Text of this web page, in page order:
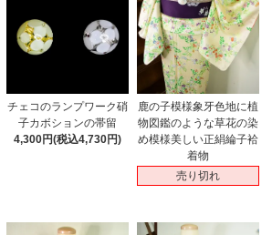
チェコのランプワーク硝
子カボションの帯留
4,300円(税込4,730円)
鹿の子模様象牙色地に植
物図鑑のような草花の染
め模様美しい正絹綸子袷
着物
売り切れ